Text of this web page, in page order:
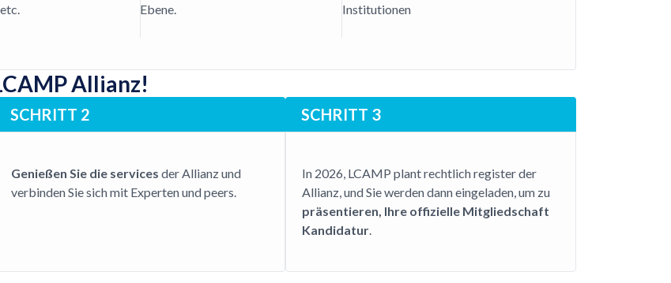
Ebene.
Institutionen
Allianz!
SCHRITT 2
Genießen Sie die services der Allianz und
verbinden Sie sich mit Experten und peers.
SCHRITT 3
In 2026, LCAMP plant rechtlich register der
Allianz, und Sie werden dann eingeladen, um zu
präsentieren, Ihre offizielle Mitgliedschaft
Kandidatur.